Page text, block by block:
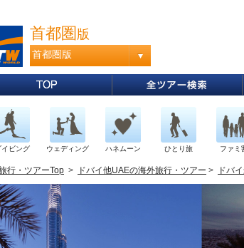
首都圏 版
首都圏版
イビング ウェディング ハネムーン ひとり旅 ファミ
行・ツアーTop > ドバイ他UAEの海外旅行・ツアー > ドバ